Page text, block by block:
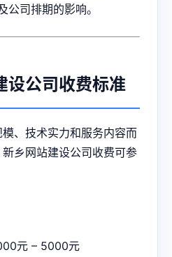
公司排期的影响。
设公司收费标准
、技术实力和服务内容而
乡网站建设公司收费可参
元 – 5000元